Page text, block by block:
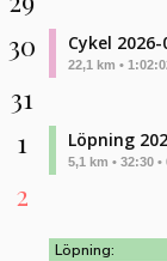
30
Cykel
22,1 km •
31
1
Löpning
5,1 km • 32:30
2
Löpning: